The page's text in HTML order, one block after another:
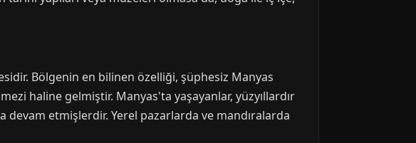
Bölgenin en bilinen özelliği, şüphesiz Manyas
haline gelmiştir. Manyas'ta yaşayanlar, yüzyıllardır
devam etmişlerdir. Yerel pazarlarda ve mandıralarda